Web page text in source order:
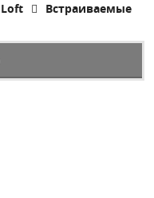
Встраиваемые